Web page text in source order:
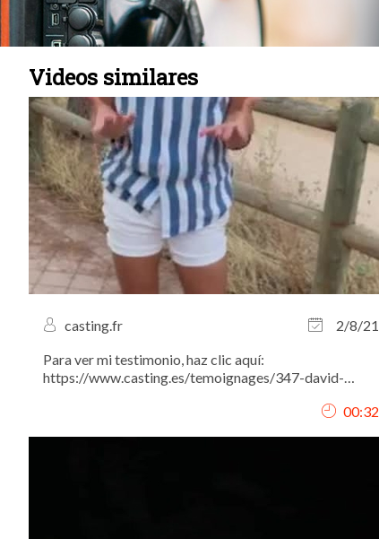
Videos similares
casting.fr
2/8/21
Para ver mi testimonio, haz clic aquí:
https://www.casting.es/temoignages/347-david-
sus-consejos-para-tener-una-carrera-llena-de-exitos.
00:32